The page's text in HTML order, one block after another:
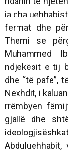
ia dha
fermat dhe
Themi se
Muhammed
ndjekësit e tij
dhe “të pafe”,
Nexhdit, i
rrëmbyen
gjallë dhe